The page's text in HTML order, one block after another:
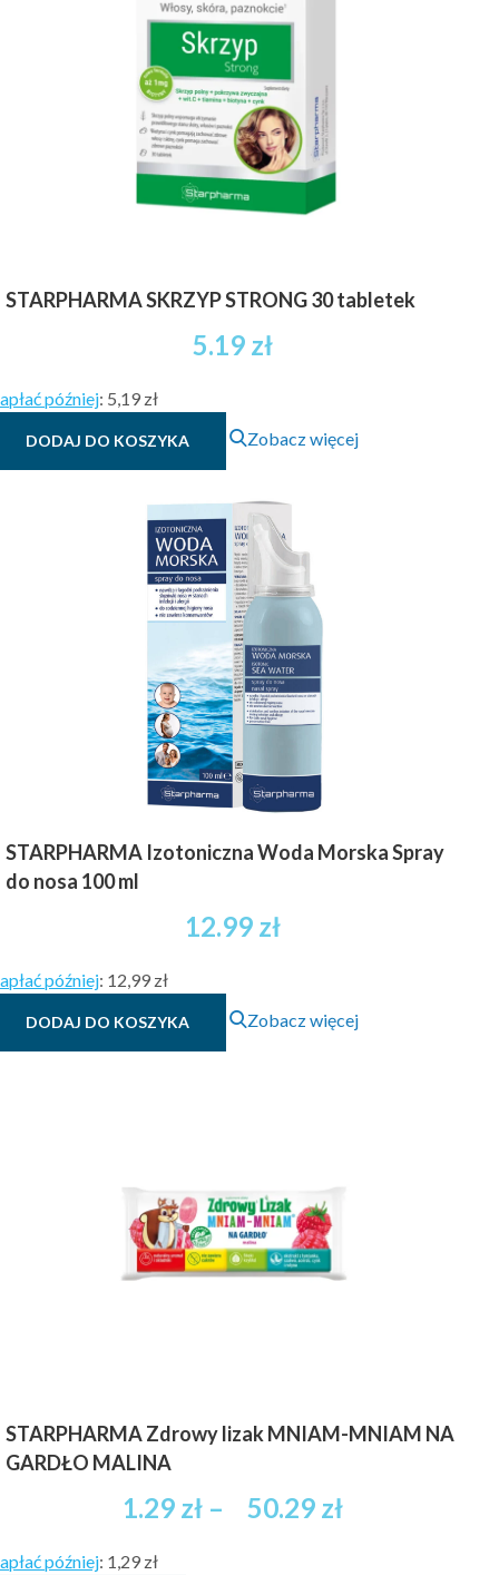
STARPHARMA SKRZYP STRONG 30 tabletek
5.19 zł
później: 5,19 zł
DODAJ DO KOSZYKA Zobacz więcej
STARPHARMA Izotoniczna Woda Morska Spray
do nosa 100 ml
12.99 zł
później: 12,99 zł
DODAJ DO KOSZYKA Zobacz więcej
STARPHARMA Zdrowy lizak MNIAM-MNIAM NA
GARDŁO MALINA
1.29 zł – 50.29 złZakres
później: 1,29 zł